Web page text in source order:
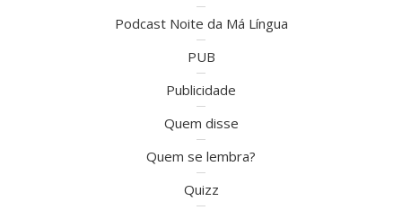
Podcast Noite da Má Língua
PUB
Publicidade
Quem disse
Quem se lembra?
Quizz